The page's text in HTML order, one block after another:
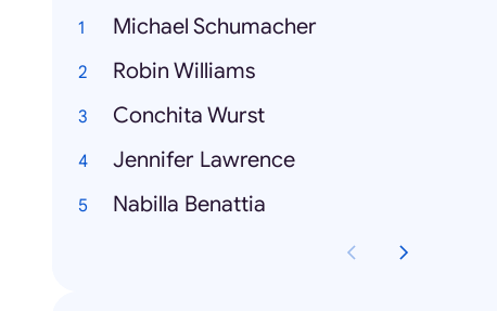
Michael Schumacher
Robin Williams
Conchita Wurst
Jennifer Lawrence
Nabilla Benattia